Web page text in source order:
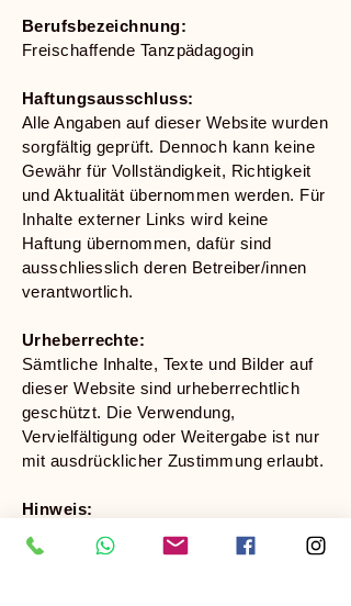
Berufsbezeichnung:
Freischaffende Tanzpädagogin
Haftungsausschluss:
Alle Angaben auf dieser Website wurden
sorgfältig geprüft. Dennoch kann keine
Gewähr für Vollständigkeit, Richtigkeit
und Aktualität übernommen werden. Für
Inhalte externer Links wird keine
Haftung übernommen, dafür sind
ausschliesslich deren Betreiber/innen
verantwortlich.
Urheberrechte:
Sämtliche Inhalte, Texte und Bilder auf
dieser Website sind urheberrechtlich
geschützt. Die Verwendung,
Vervielfältigung oder Weitergabe ist nur
mit ausdrücklicher Zustimmung erlaubt.
Hinweis:
Die hier beschriebene Tätigkeit versteht
sich als körperzentrierte,